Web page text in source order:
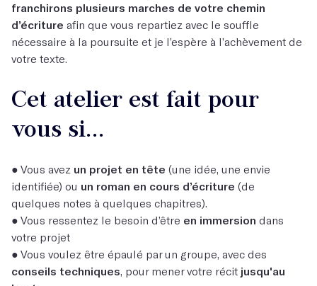
franchirons plusieurs marches de votre chemin
d’écriture afin que vous repartiez avec le souffle
nécessaire à la poursuite et je l’espère à l’achèvement de
votre texte.
Cet atelier est fait pour
vous si...
● Vous avez un projet en tête (une idée, une envie
identifiée) ou un roman en cours d’écriture (de
quelques notes à quelques chapitres).
● Vous ressentez le besoin d’être en immersion dans
votre projet
● Vous voulez être épaulé par un groupe, avec des
conseils techniques, pour mener votre récit jusqu'au